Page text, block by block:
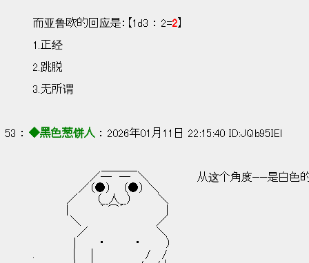
而亚鲁欧的回应是：【1d3 ： 2=2】
1.正经
2.跳脱
3.无所谓
53 ： ◆黑色葱饼人 ： 2026年01月11日 22:15:40 ID:JQb95IEl
／―　―　＼              从这个角度——是白色
／（●） 　（●） ＼
／　 　（__人__） 　 　 ＼
＼　　　　 　 　　　　／
／　　　　　　　　　＼
|　　　・　　　　・ 　 　 ）
.　　　　　|　　|　 　 　 　　 /　 /